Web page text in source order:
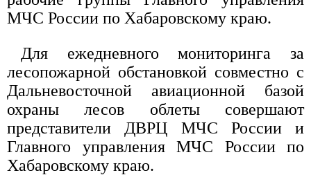
МЧС России по Хабаровскому краю.
Для ежедневного мониторинга за
лесопожарной обстановкой совместно с
Дальневосточной авиационной базой
охраны лесов облеты совершают
представители ДВРЦ МЧС России и
Главного управления МЧС России по
Хабаровскому краю.